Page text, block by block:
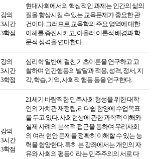
강의
3시간
3학점
현대사회에서의 핵심적인 과제는 인간의 삶의
질을 향상시킬 수 있는 교육문제가 중요한 관
건이다. 그러므로 교육학의 주요 영역에 대한
이해를 증진시키고, 아울러 이론적 배경과 학
문적 성격을 연마한다.
강의
3시간
3학점
심리학 일반에 걸친 기초이론을 연구하고 고
찰하며 인간행동의 발달과 적응, 성격, 정서, 지
각, 학습, 기억, 사회적 행동 등을 연구한다.
강의
3시간
3학점
21세기 바람직한 민주사회 형성을 위한 대학
인의 가치관 재정립, 리더쉽 함양에 수업목표
를 두고 있다. 사회현상에 관한 과학적 이해와
실제 사례의 분석적 접근을 통하여 우리사회
의 여러 현안 문제를 정확히 이해할 수 있는 능
력을 함양한다. 특히 본 강좌에서는 개인의 자
유와 사회의 평등이라는 민주주의의 서로 다